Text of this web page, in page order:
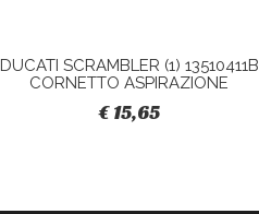
DUCATI SCRAMBLER (1) 13510411B
CORNETTO ASPIRAZIONE
€ 15,65